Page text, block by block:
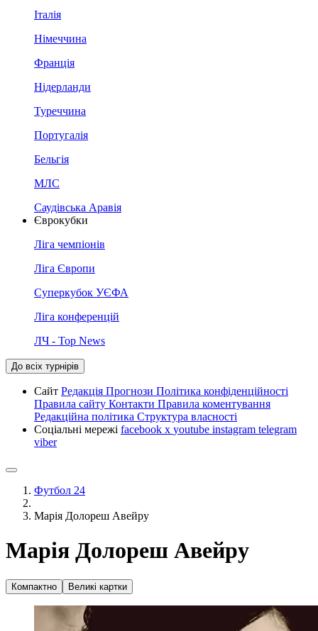
Італія
Німеччина
Франція
Нідерланди
Туреччина
Португалія
Бельгія
МЛС
Саудівська Аравія
Єврокубки
Ліга чемпіонів
Ліга Європи
Суперкубок УЄФА
Ліга конференцій
ЛЧ - Top News
До всіх турнірів
Сайт Редакція Прогнози Політика конфіденційності
Правила сайту Контакти Правила коментування
Редакційна політика Структура власності
Соціальні мережі facebook x youtube instagram telegram
viber
Футбол 24
Марія Долореш Авейру
Марія Долореш Авейру
Компактно Великі картки